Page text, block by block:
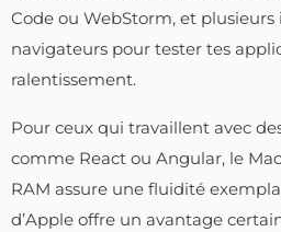
Code ou WebStorm, et plusieurs
navigateurs pour tester tes
ralentissement.
Pour ceux qui travaillent avec
comme React ou Angular, le
RAM assure une fluidité
d’Apple offre un avantage